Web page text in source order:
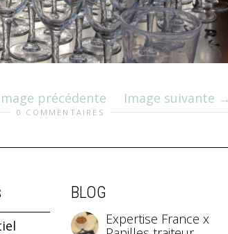
précédente Image suivante
0 COMMENTAIRES
BLOG
Expertise France x